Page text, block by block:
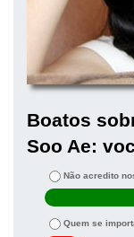
Boatos
Soo Ae:
Não acredito
Quem se